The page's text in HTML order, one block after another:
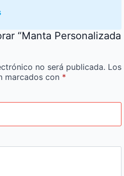
“Manta Personalizada
no será publicada. Los
marcados con *